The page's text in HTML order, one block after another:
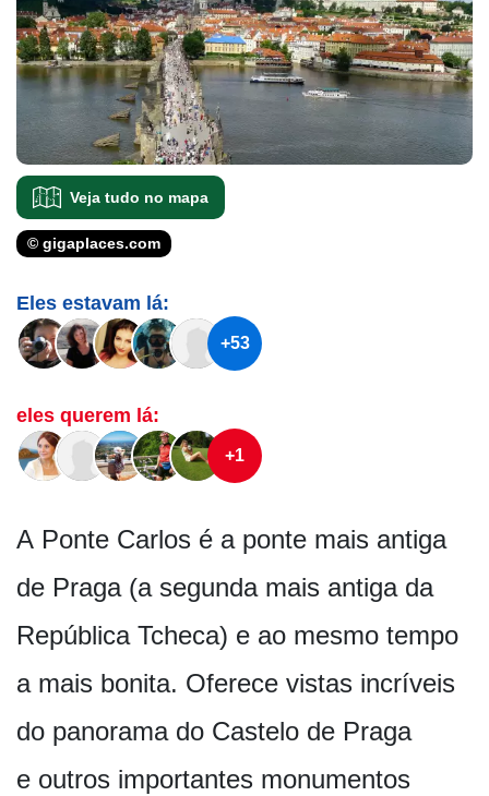
Veja tudo no mapa
© gigaplaces.com
Eles estavam lá:
+53
eles querem lá:
+1
A Ponte Carlos é a ponte mais antiga
de Praga (a segunda mais antiga da
República Tcheca) e ao mesmo tempo
a mais bonita. Oferece vistas incríveis
do panorama do Castelo de Praga
e outros importantes monumentos